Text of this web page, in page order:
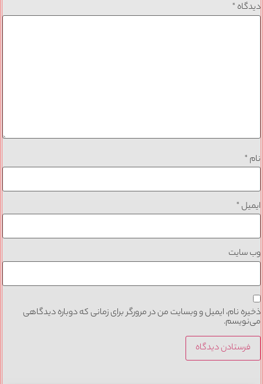
دیدگاه *
نام *
ایمیل*
وب‌ سایت
ذخیره نام، ایمیل و وبسایت من در مرورگر برای زمانی که دوباره دیدگاهی
می‌نویسم.